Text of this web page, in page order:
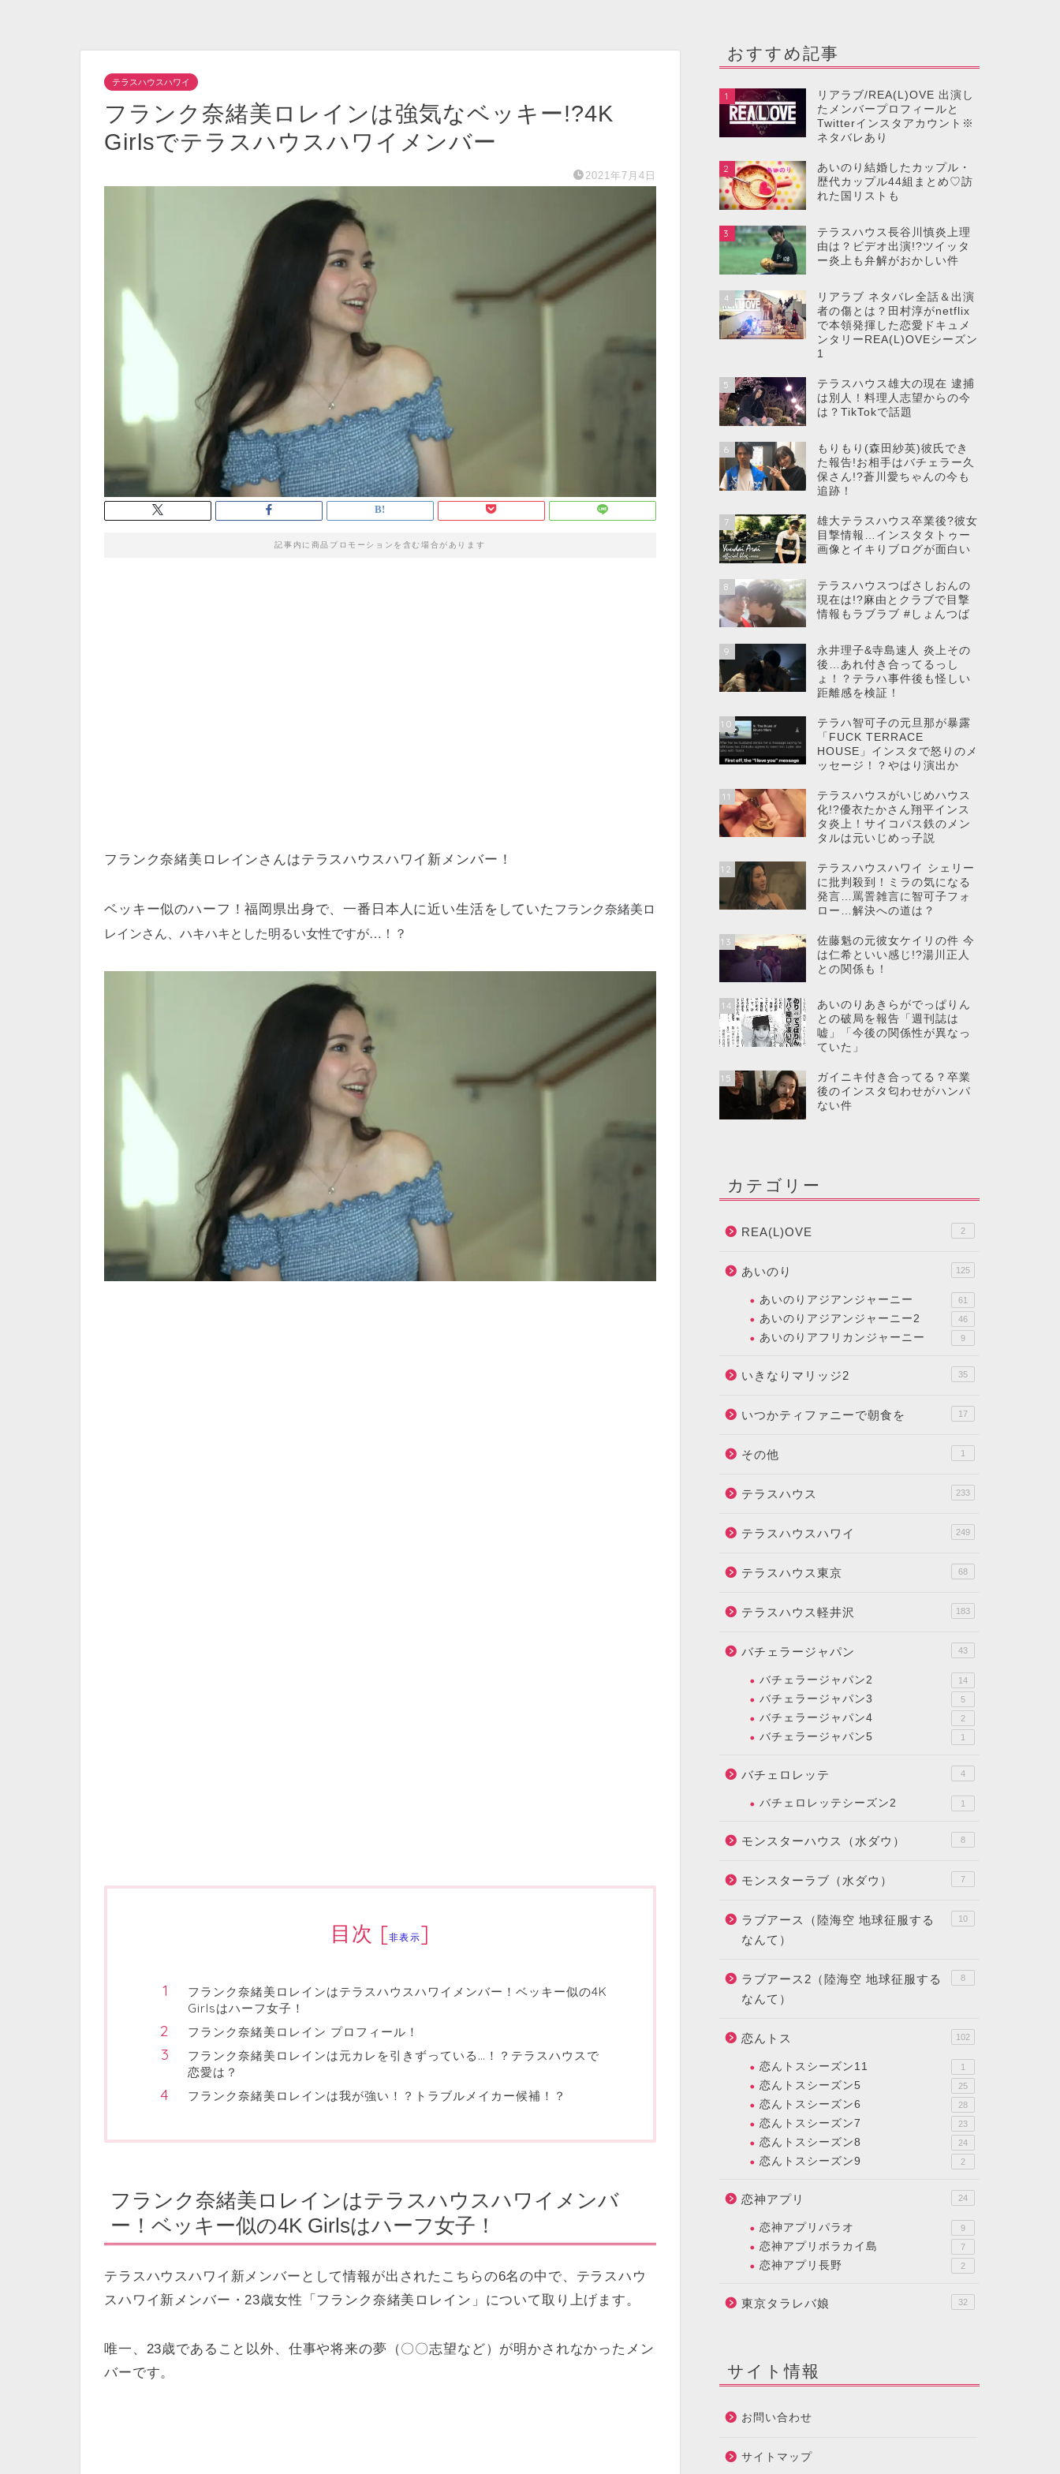
テラスハウスハワイ
フランク奈緒美ロレインは強気なベッキー!?4K
Girlsでテラスハウスハワイメンバー
2021年7月4日
記事内に商品プロモーションを含む場合があります
フランク奈緒美ロレインさんはテラスハウスハワイ新メンバー！
ベッキー似のハーフ！福岡県出身で、一番日本人に近い生活をしていた フランク奈緒美ロ
レインさん、ハキハキとした明るい女性ですが…！？
目次 [非表示]
フランク奈緒美ロレインはテラスハウスハワイメンバー！ベッキー似の4K
Girlsはハーフ女子！
フランク奈緒美ロレイン プロフィール！
フランク奈緒美ロレインは元カレを引きずっている…！？テラスハウスで
恋愛は？
フランク奈緒美ロレインは我が強い！？トラブルメイカー候補！？
フランク奈緒美ロレインはテラスハウスハワイメンバ
ー！ベッキー似の4K Girlsはハーフ女子！
テラスハウスハワイ新メンバーとして情報が出されたこちらの6名の中で、テラスハウ
スハワイ新メンバー・23歳女性「フランク奈緒美ロレイン」について取り上げます。
唯一、23歳であること以外、仕事や将来の夢（〇〇志望など）が明かされなかったメン
バーです。
おすすめ記事
1
リアラブ/REA(L)OVE 出演し
たメンバープロフィールと
Twitterインスタアカウント※
ネタバレあり
2
あいのり結婚したカップル・
歴代カップル44組まとめ♡訪
れた国リストも
3
テラスハウス長谷川慎炎上理
由は？ビデオ出演!?ツイッタ
ー炎上も弁解がおかしい件
4
リアラブ ネタバレ全話＆出演
者の傷とは？田村淳がnetflix
で本領発揮した恋愛ドキュメ
ンタリーREA(L)OVEシーズン
1
5
テラスハウス雄大の現在 逮捕
は別人！料理人志望からの今
は？TikTokで話題
6
もりもり(森田紗英)彼氏でき
た報告!お相手はバチェラー久
保さん!?蒼川愛ちゃんの今も
追跡！
7
雄大テラスハウス卒業後?彼女
目撃情報…インスタタトゥー
画像とイキりブログが面白い
8
テラスハウスつばさしおんの
現在は!?麻由とクラブで目撃
情報もラブラブ #しょんつば
9
永井理子&寺島速人 炎上その
後…あれ付き合ってるっし
ょ！？テラハ事件後も怪しい
距離感を検証！
10
テラハ智可子の元旦那が暴露
「FUCK TERRACE
HOUSE」インスタで怒りのメ
ッセージ！？やはり演出か
11
テラスハウスがいじめハウス
化!?優衣たかさん翔平インス
タ炎上！サイコパス鉄のメン
タルは元いじめっ子説
12
テラスハウスハワイ シェリー
に批判殺到！ミラの気になる
発言…罵詈雑言に智可子フォ
ロー…解決への道は？
13
佐藤魁の元彼女ケイリの件 今
は仁希といい感じ!?湯川正人
との関係も！
14
あいのりあきらがでっぱりん
との破局を報告「週刊誌は
嘘」「今後の関係性が異なっ
ていた」
15
ガイニキ付き合ってる？卒業
後のインスタ匂わせがハンパ
ない件
カテゴリー
REA(L)OVE 2
あいのり 125
あいのりアジアンジャーニー 61
あいのりアジアンジャーニー2 46
あいのりアフリカンジャーニー 9
いきなりマリッジ2 35
いつかティファニーで朝食を 17
その他 1
テラスハウス 233
テラスハウスハワイ 249
テラスハウス東京 68
テラスハウス軽井沢 183
バチェラージャパン 43
バチェラージャパン2 14
バチェラージャパン3 5
バチェラージャパン4 2
バチェラージャパン5 1
バチェロレッテ 4
バチェロレッテシーズン2 1
モンスターハウス（水ダウ） 8
モンスターラブ（水ダウ） 7
ラブアース（陸海空 地球征服する
なんて）
10
ラブアース2（陸海空 地球征服する
なんて）
8
恋んトス 102
恋んトスシーズン11 1
恋んトスシーズン5 25
恋んトスシーズン6 28
恋んトスシーズン7 23
恋んトスシーズン8 24
恋んトスシーズン9 2
恋神アプリ 24
恋神アプリパラオ 9
恋神アプリボラカイ島 7
恋神アプリ長野 2
東京タラレバ娘 32
サイト情報
お問い合わせ
サイトマップ